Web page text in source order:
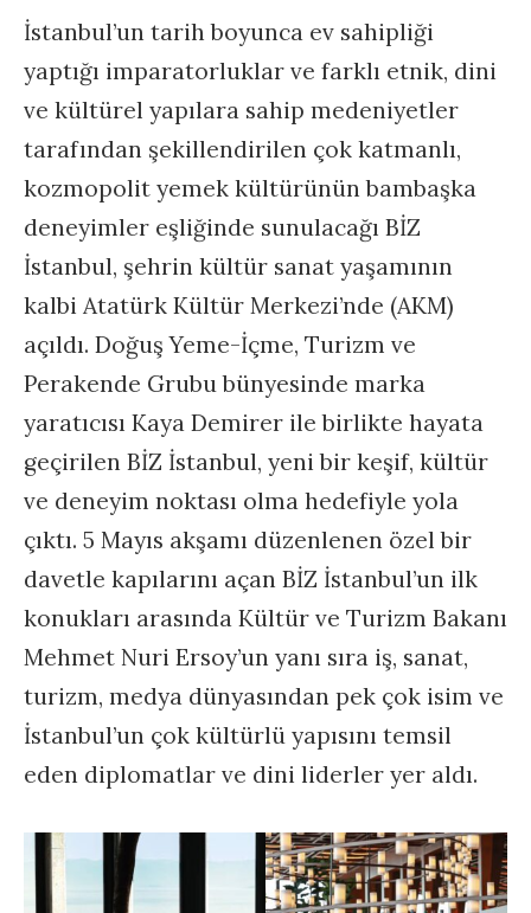
İstanbul’un tarih boyunca ev sahipliği
yaptığı imparatorluklar ve farklı etnik, dini
ve kültürel yapılara sahip medeniyetler
tarafından şekillendirilen çok katmanlı,
kozmopolit yemek kültürünün bambaşka
deneyimler eşliğinde sunulacağı BİZ
İstanbul, şehrin kültür sanat yaşamının
kalbi Atatürk Kültür Merkezi’nde (AKM)
açıldı. Doğuş Yeme-İçme, Turizm ve
Perakende Grubu bünyesinde marka
yaratıcısı Kaya Demirer ile birlikte hayata
geçirilen BİZ İstanbul, yeni bir keşif, kültür
ve deneyim noktası olma hedefiyle yola
çıktı. 5 Mayıs akşamı düzenlenen özel bir
davetle kapılarını açan BİZ İstanbul’un ilk
konukları arasında Kültür ve Turizm Bakanı
Mehmet Nuri Ersoy’un yanı sıra iş, sanat,
turizm, medya dünyasından pek çok isim ve
İstanbul’un çok kültürlü yapısını temsil
eden diplomatlar ve dini liderler yer aldı.